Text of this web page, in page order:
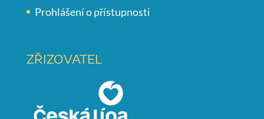
Prohlášení o přístupnosti
ZŘIZOVATEL